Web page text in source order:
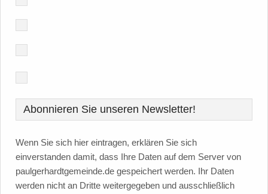
Abonnieren Sie unseren Newsletter!
Wenn Sie sich hier eintragen, erklären Sie sich
einverstanden damit, dass Ihre Daten auf dem Server von
paulgerhardtgemeinde.de gespeichert werden. Ihr Daten
werden nicht an Dritte weitergegeben und ausschließlich